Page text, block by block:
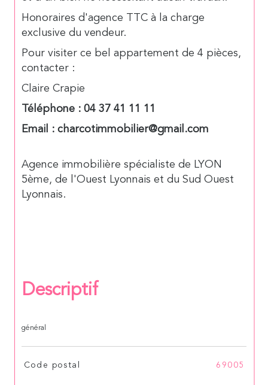
Honoraires d'agence TTC à la charge
exclusive du vendeur.
Pour visiter ce bel appartement de 4 pièces,
contacter :
Claire Crapie
Téléphone : 04 37 41 11 11
Email : charcotimmobilier@gmail.com
Agence immobilière spécialiste de LYON
5ème, de l'Ouest Lyonnais et du Sud Ouest
Lyonnais.
Descriptif
général
TRAD_SIROCCO_Caracteristique
Code postal 69005